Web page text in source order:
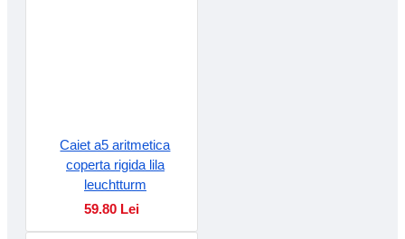
Caiet a5 aritmetica
coperta rigida lila
leuchtturm
59.80 Lei